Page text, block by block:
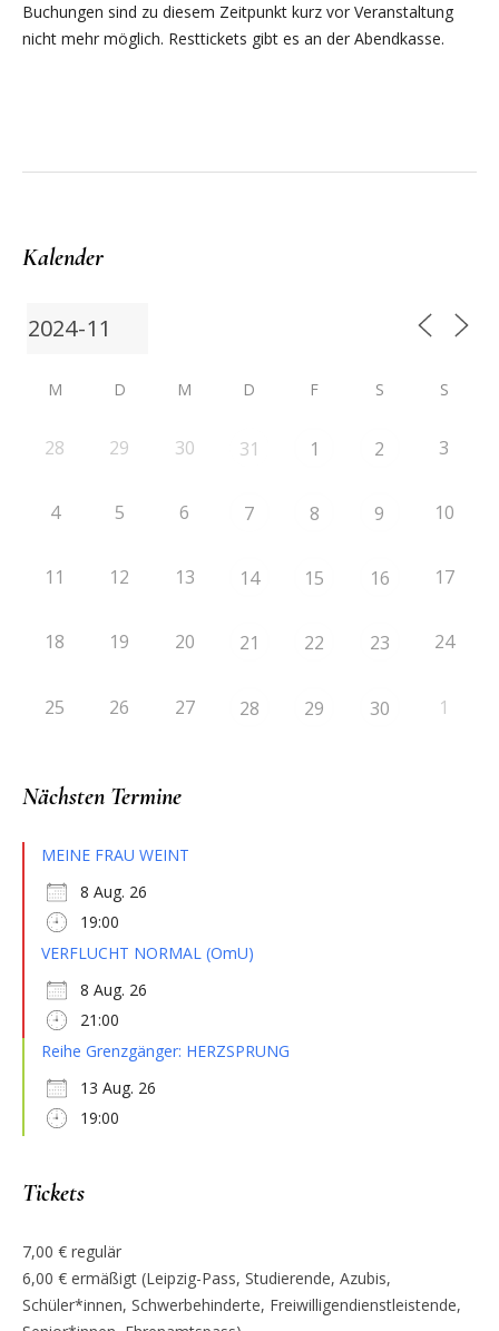
Buchungen sind zu diesem Zeitpunkt kurz vor Veranstaltung
nicht mehr möglich. Resttickets gibt es an der Abendkasse.
Kalender
M D M D F S S
28 29 30 31 1 2 3
4 5 6 7 8 9 10
11 12 13 14 15 16 17
18 19 20 21 22 23 24
25 26 27 28 29 30 1
Nächsten Termine
MEINE FRAU WEINT
8 Aug. 26
19:00
VERFLUCHT NORMAL (OmU)
8 Aug. 26
21:00
Reihe Grenzgänger: HERZSPRUNG
13 Aug. 26
19:00
Tickets
7,00 € regulär
6,00 € ermäßigt (Leipzig-Pass, Studierende, Azubis,
Schüler*innen, Schwerbehinderte, Freiwilligendienstleistende,